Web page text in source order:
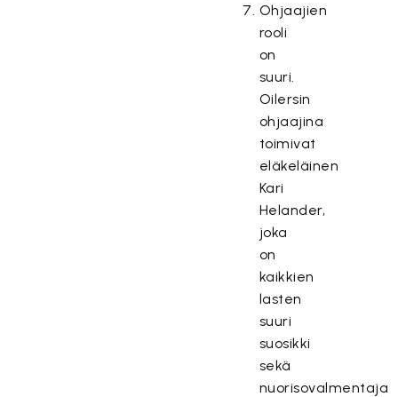
Ohjaajien
rooli
on
suuri.
Oilersin
ohjaajina
toimivat
eläkeläinen
Kari
Helander,
joka
on
kaikkien
lasten
suuri
suosikki
sekä
nuorisovalmentaja